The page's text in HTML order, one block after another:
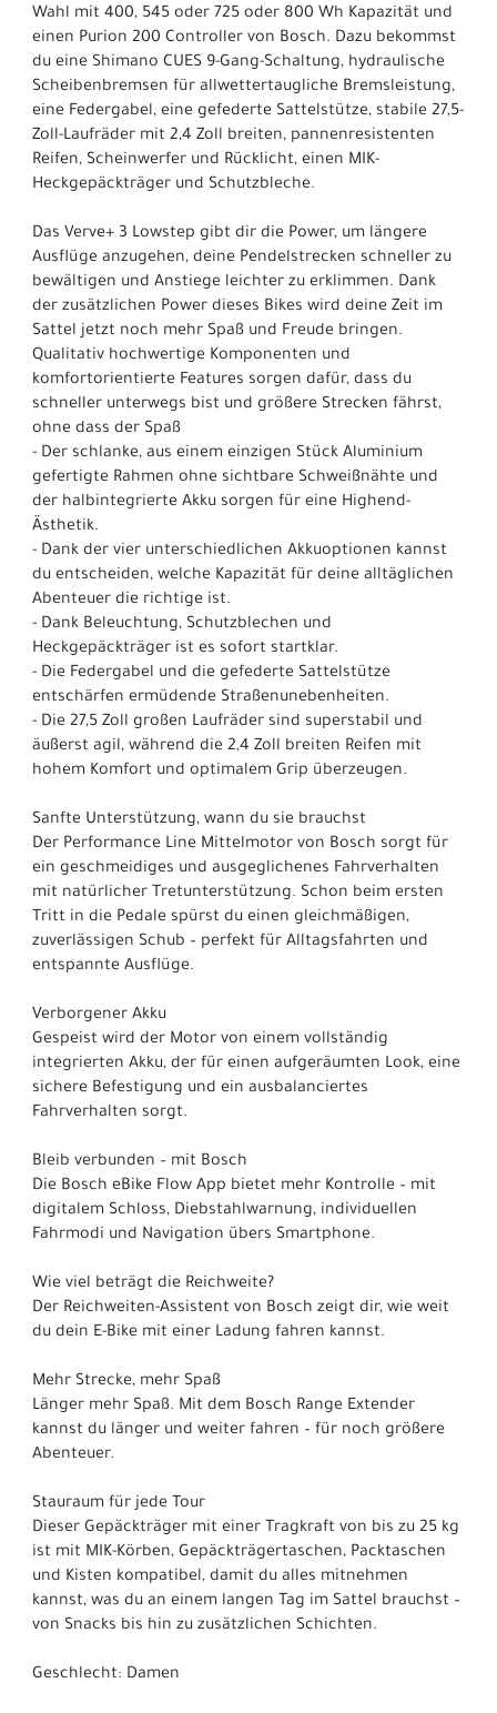
Wahl mit 400, 545 oder 725 oder 800 Wh Kapazität und
einen Purion 200 Controller von Bosch. Dazu bekommst
du eine Shimano CUES 9-Gang-Schaltung, hydraulische
Scheibenbremsen für allwettertaugliche Bremsleistung,
eine Federgabel, eine gefederte Sattelstütze, stabile 27,5-
Zoll-Laufräder mit 2,4 Zoll breiten, pannenresistenten
Reifen, Scheinwerfer und Rücklicht, einen MIK-
Heckgepäckträger und Schutzbleche.
Das Verve+ 3 Lowstep gibt dir die Power, um längere
Ausflüge anzugehen, deine Pendelstrecken schneller zu
bewältigen und Anstiege leichter zu erklimmen. Dank
der zusätzlichen Power dieses Bikes wird deine Zeit im
Sattel jetzt noch mehr Spaß und Freude bringen.
Qualitativ hochwertige Komponenten und
komfortorientierte Features sorgen dafür, dass du
schneller unterwegs bist und größere Strecken fährst,
ohne dass der Spaß
- Der schlanke, aus einem einzigen Stück Aluminium
gefertigte Rahmen ohne sichtbare Schweißnähte und
der halbintegrierte Akku sorgen für eine Highend-
Ästhetik.
- Dank der vier unterschiedlichen Akkuoptionen kannst
du entscheiden, welche Kapazität für deine alltäglichen
Abenteuer die richtige ist.
- Dank Beleuchtung, Schutzblechen und
Heckgepäckträger ist es sofort startklar.
- Die Federgabel und die gefederte Sattelstütze
entschärfen ermüdende Straßenunebenheiten.
- Die 27,5 Zoll großen Laufräder sind superstabil und
äußerst agil, während die 2,4 Zoll breiten Reifen mit
hohem Komfort und optimalem Grip überzeugen.
Sanfte Unterstützung, wann du sie brauchst
Der Performance Line Mittelmotor von Bosch sorgt für
ein geschmeidiges und ausgeglichenes Fahrverhalten
mit natürlicher Tretunterstützung. Schon beim ersten
Tritt in die Pedale spürst du einen gleichmäßigen,
zuverlässigen Schub – perfekt für Alltagsfahrten und
entspannte Ausflüge.
Verborgener Akku
Gespeist wird der Motor von einem vollständig
integrierten Akku, der für einen aufgeräumten Look, eine
sichere Befestigung und ein ausbalanciertes
Fahrverhalten sorgt.
Bleib verbunden – mit Bosch
Die Bosch eBike Flow App bietet mehr Kontrolle – mit
digitalem Schloss, Diebstahlwarnung, individuellen
Fahrmodi und Navigation übers Smartphone.
Wie viel beträgt die Reichweite?
Der Reichweiten-Assistent von Bosch zeigt dir, wie weit
du dein E-Bike mit einer Ladung fahren kannst.
Mehr Strecke, mehr Spaß
Länger mehr Spaß. Mit dem Bosch Range Extender
kannst du länger und weiter fahren – für noch größere
Abenteuer.
Stauraum für jede Tour
Dieser Gepäckträger mit einer Tragkraft von bis zu 25 kg
ist mit MIK-Körben, Gepäckträgertaschen, Packtaschen
und Kisten kompatibel, damit du alles mitnehmen
kannst, was du an einem langen Tag im Sattel brauchst –
von Snacks bis hin zu zusätzlichen Schichten.
Geschlecht: Damen